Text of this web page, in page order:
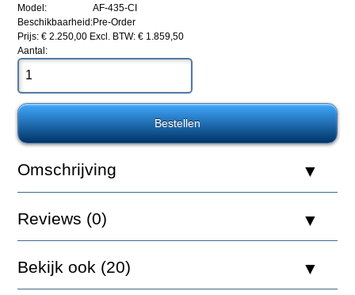
AquaForest
Aquarium
type
435
meubel
-
Crushed
Ice
Model:
AF-435-CI
Beschikbaarheid:Pre-Order
Prijs: € 2.250,00 Excl. BTW: € 1.859,50
Aantal:
Omschrijving
Reviews (0)
Bekijk ook (20)